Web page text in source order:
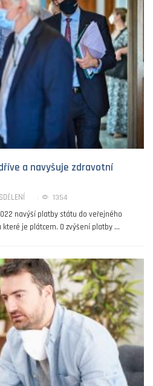
a navyšuje zdravotní
1354
navýší platby státu do veřejného
je plátcem. O zvýšení platby ...